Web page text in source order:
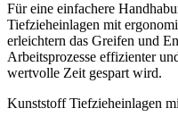
Für eine einfachere
Tiefzieheinlagen mit
erleichtern das Greifen und
Arbeitsprozesse effizienter
wertvolle Zeit gespart wird.
Kunststoff Tiefzieheinlagen